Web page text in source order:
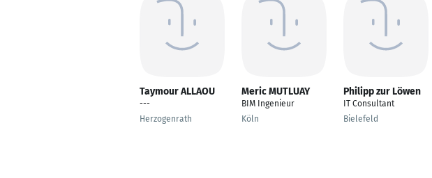
Taymour ALLAOU
---
Herzogenrath
Meric MUTLUAY
BIM Ingenieur
Köln
Philipp zur Löwen
IT Consultant
Bielefeld